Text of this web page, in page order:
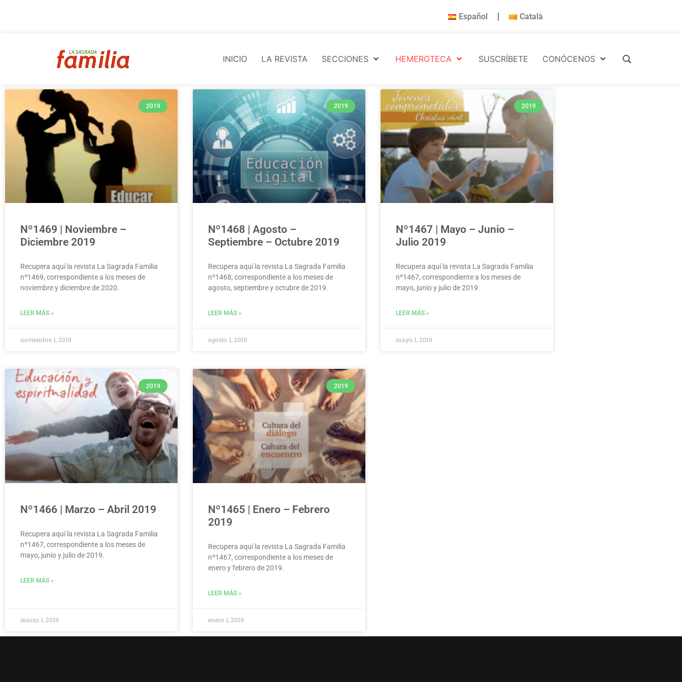
Español Català
INICIO LA REVISTA SECCIONES HEMEROTECA SUSCRÍBETE CONÓCENOS
2019
Nº1469 | Noviembre –
Diciembre 2019
Recupera aquí la revista La Sagrada Familia
nº1469, correspondiente a los meses de
noviembre y diciembre de 2020.
LEER MÁS »
noviembre 1, 2019
2019
Nº1468 | Agosto –
Septiembre – Octubre 2019
Recupera aquí la revista La Sagrada Familia
nº1468, correspondiente a los meses de
agosto, septiembre y octubre de 2019.
LEER MÁS »
agosto 1, 2019
2019
Nº1467 | Mayo – Junio –
Julio 2019
Recupera aquí la revista La Sagrada Familia
nº1467, correspondiente a los meses de
mayo, junio y julio de 2019.
LEER MÁS »
mayo 1, 2019
2019
Nº1466 | Marzo – Abril 2019
Recupera aquí la revista La Sagrada Familia
nº1467, correspondiente a los meses de
mayo, junio y julio de 2019.
LEER MÁS »
marzo 1, 2019
2019
Nº1465 | Enero – Febrero
2019
Recupera aquí la revista La Sagrada Familia
nº1467, correspondiente a los meses de
enero y febrero de 2019.
LEER MÁS »
enero 1, 2019